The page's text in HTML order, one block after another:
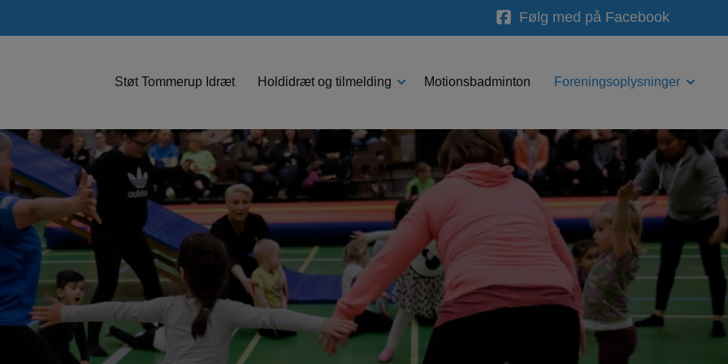
Følg med på Facebook
Støt Tommerup Idræt Holdidræt og tilmelding Motionsbadminton Foreningsoplysninger